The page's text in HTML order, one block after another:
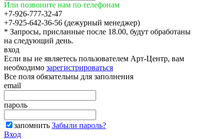
Или позвоните нам по телефонам
+7-926-777-32-47
+7-925-642-36-56 (дежурный менеджер)
* Запросы, присланные после 18.00, будут обработаны
на следующий день.
вход
Если вы не являетесь пользователем Арт-Центр, вам
необходимо зарегистрироваться
Все поля обязательны для заполнения
email
пароль
запомнить Забыли пароль?
Вход